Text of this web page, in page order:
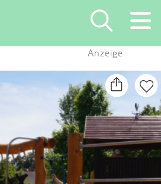
×
Suchen
Eintragen
App
Blog
Anzeige